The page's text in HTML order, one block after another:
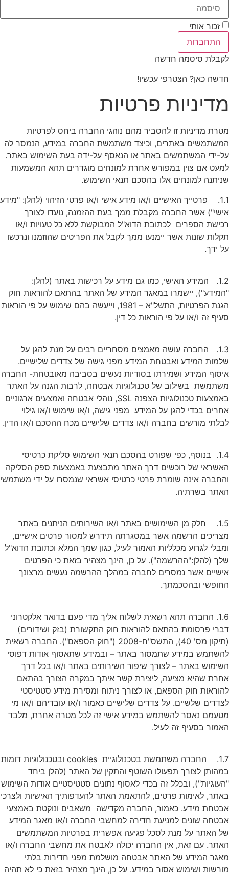
זכור אותי
התחברות
לקבלת סיסמה חדשה
חדשה כאן? הצטרפי עכשיו!
מדיניות פרטיות
מטרת מדיניות זו להסביר מהם נוהגי החברה ביחס לפרטיות
המשתמשים באתרים, וכיצד משתמשת החברה במידע, הנמסר לה
על-ידי המשתמשים באתר או הנאסף על-ידה בעת השימוש באתר.
למעט אם צוין במפורש אחרת למונחים מוגדרים תהא המשמעות
שניתנה למונחים אלו בהסכם תנאי השימוש.
1.1. פרטייך האישיים ו/או מידע אישי ו/או פרטי הזיהוי (להלן: "מידע
אישי") אשר החברה מקבלת ממך בעת ההזמנה, נועדו לצורך
רכישת הספרים לכתובת הדוא"ל המבוקשת ללא כל טעויות ו/או
תקלות שונות אשר יימנעו ממך לקבל את הפריטים שהוזמנו ונרכשו
על ידך.
1.2. המידע האישי, כמו גם מידע על רכישות באתר (להלן:
"המידע"), יישמרו במאגר המידע של האתר בהתאם להוראות חוק
הגנת הפרטיות, התשל"א – 1981, וייעשה בהם שימוש על פי הוראות
סעיף זה ו/או על פי הוראות כל דין.
1.3. החברה עושה מאמצים מסחריים רבים על מנת להגן על
שלמות המידע ואבטחת המידע מפני גישה של צדדים שלישיים.
איסוף המידע ושמירתו בסודיות נעשים בסביבה מאובטחת- החברה
משתמשת בשילוב של טכנולוגיות אבטחה, לרבות הגנה על האתר
באמצעות טכנולוגיות הצפנה SSL, נוהלי אבטחה ואמצעים ארגוניים
אחרים בכדי להגן על המידע מפני גישה, ו/או שימוש ו/או גילוי
לבלתי מורשים בחברה ו/או צדדים שלישיים מכח ההסכם ו/או הדין.
1.4. בנוסף, כפי שפורט בהסכם תנאי השימוש סליקת כרטיסי
האשראי של רוכשים דרך האתר מתבצעת באמצעות ספק הסליקה
והחברה אינה שומרת פרטי כרטיסי אשראי שנמסרו על ידי משתמשי
האתר בשרתיה.
1.5. חלק מן השימושים באתר ו/או השירותים הניתנים באתר
מצריכים הרשמה אשר במסגרתה תידרש למסור פרטים אישיים,
ומבלי לגרוע מכלליות האמור לעיל, כגון שמך המלא וכתובת הדוא"ל
שלך (להלן:"ההרשמה"). על כן, הינך מצהיר בזאת כי הפרטים
אישיים אשר נמסרים לחברה במהלך ההרשמה נעשים מרצונך
החופשי ובהסכמתך.
1.6. החברה תהא רשאית לשלוח אליך מדי פעם בדואר אלקטרוני
דברי פרסומת בהתאם להוראות חוק התקשורת (בזק ושידורים)
(תיקון מס' 40), התשס"ח-2008 ("חוק הספאם"). החברה רשאית
להשתמש במידע שתמסור באתר – ובמידע שתאסוף אודות דפוסי
השימוש באתר – לצורך שיפור השירותים באתר ו/או בכל דרך
אחרת שהיא מציעה, ליצירת קשר איתך במקרה הצורך בהתאם
להוראות חוק הספאם, או לצורך ניתוח ומסירת מידע סטטיסטי
לצדדים שלשיים. על צדדים שלישיים כאמור ו/או עובדיהם ו/או מי
מטעמם נאסר להשתמש במידע אישי זה לכל מטרה אחרת, מלבד
האמור בסעיף זה לעיל.
1.7. החברה משתמשת בטכנולוגיית cookies ובטכנולוגיות דומות
במהותן לצורך תפעולו השוטף והתקין של האתר (להלן ביחד
"העוגיות"), ובכלל זה בכדי לאסוף נתונים סטטיסטיים אודות השימוש
באתר, לאימות פרטים, להתאמת האתר להעדפותיך האישיות ולצרכי
אבטחת מידע. כאמור, החברה מקדישה משאבים ונוקטת באמצעי
אבטחה שונים למניעת חדירה למחשבי החברה ו/או מאגר המידע
של האתר על מנת לסכל פגיעה אפשרית בפרטיות המשתמשים
האתר. עם זאת, אין החברה יכולה לאבטח את מחשבי החברה ו/או
מאגר המידע של האתר אבטחה מושלמת מפני חדירות בלתי
מורשות ושימוש אסור במידע. על כן, הינך מצהיר בזאת כי לא תהיה